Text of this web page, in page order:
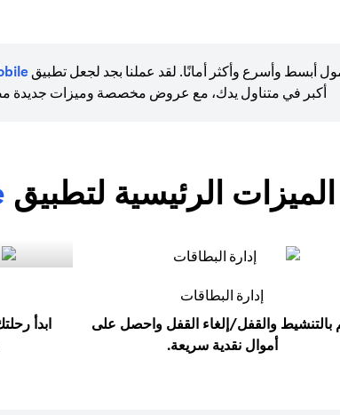
أبسط وأسرع وأكثر أمانًا. لقد عملنا بجد لجعل تطبيق
أكبر في متناول يدك، مع عروض مخصصة وميزات جديدة
الميزات الرئيسية لتطبيق
إدارة البطاقات
بالتنشيط والقفل/إلغاء القفل واحصل على
أموال نقدية سريعة.